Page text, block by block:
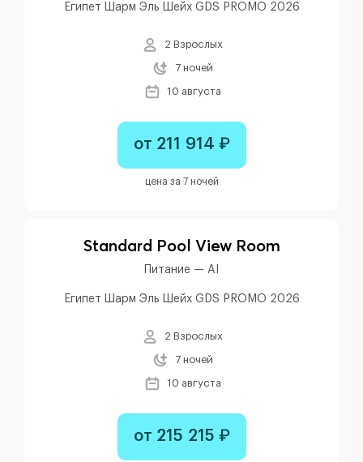
Египет Шарм Эль Шейх GDS PROMO 2026
2 Взрослых
7 ночей
10 августа
от 211 914 ₽
цена за 7 ночей
Standard Pool View Room
Питание — AI
Египет Шарм Эль Шейх GDS PROMO 2026
2 Взрослых
7 ночей
10 августа
от 215 215 ₽